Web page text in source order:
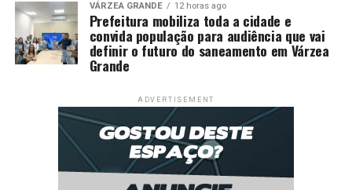
VÁRZEA GRANDE 12 horas ago
Prefeitura mobiliza toda a cidade e
convida população para audiência que vai
definir o futuro do saneamento em Várzea
Grande
ADVERTISEMENT